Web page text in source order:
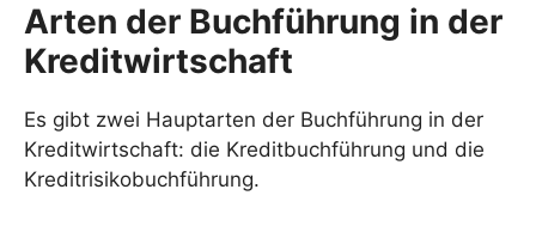
Arten der Buchführung in der
Kreditwirtschaft
Es gibt zwei Hauptarten der Buchführung in der
Kreditwirtschaft: die Kreditbuchführung und die
Kreditrisikobuchführung.